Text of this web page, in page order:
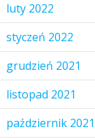
luty 2022
styczeń 2022
grudzień 2021
listopad 2021
październik 2021